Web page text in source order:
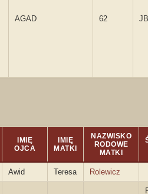
AGAD 62 JB
IMIĘ
OJCA
IMIĘ
MATKI
NAZWISKO
RODOWE
MATKI
Awid Teresa Rolewicz